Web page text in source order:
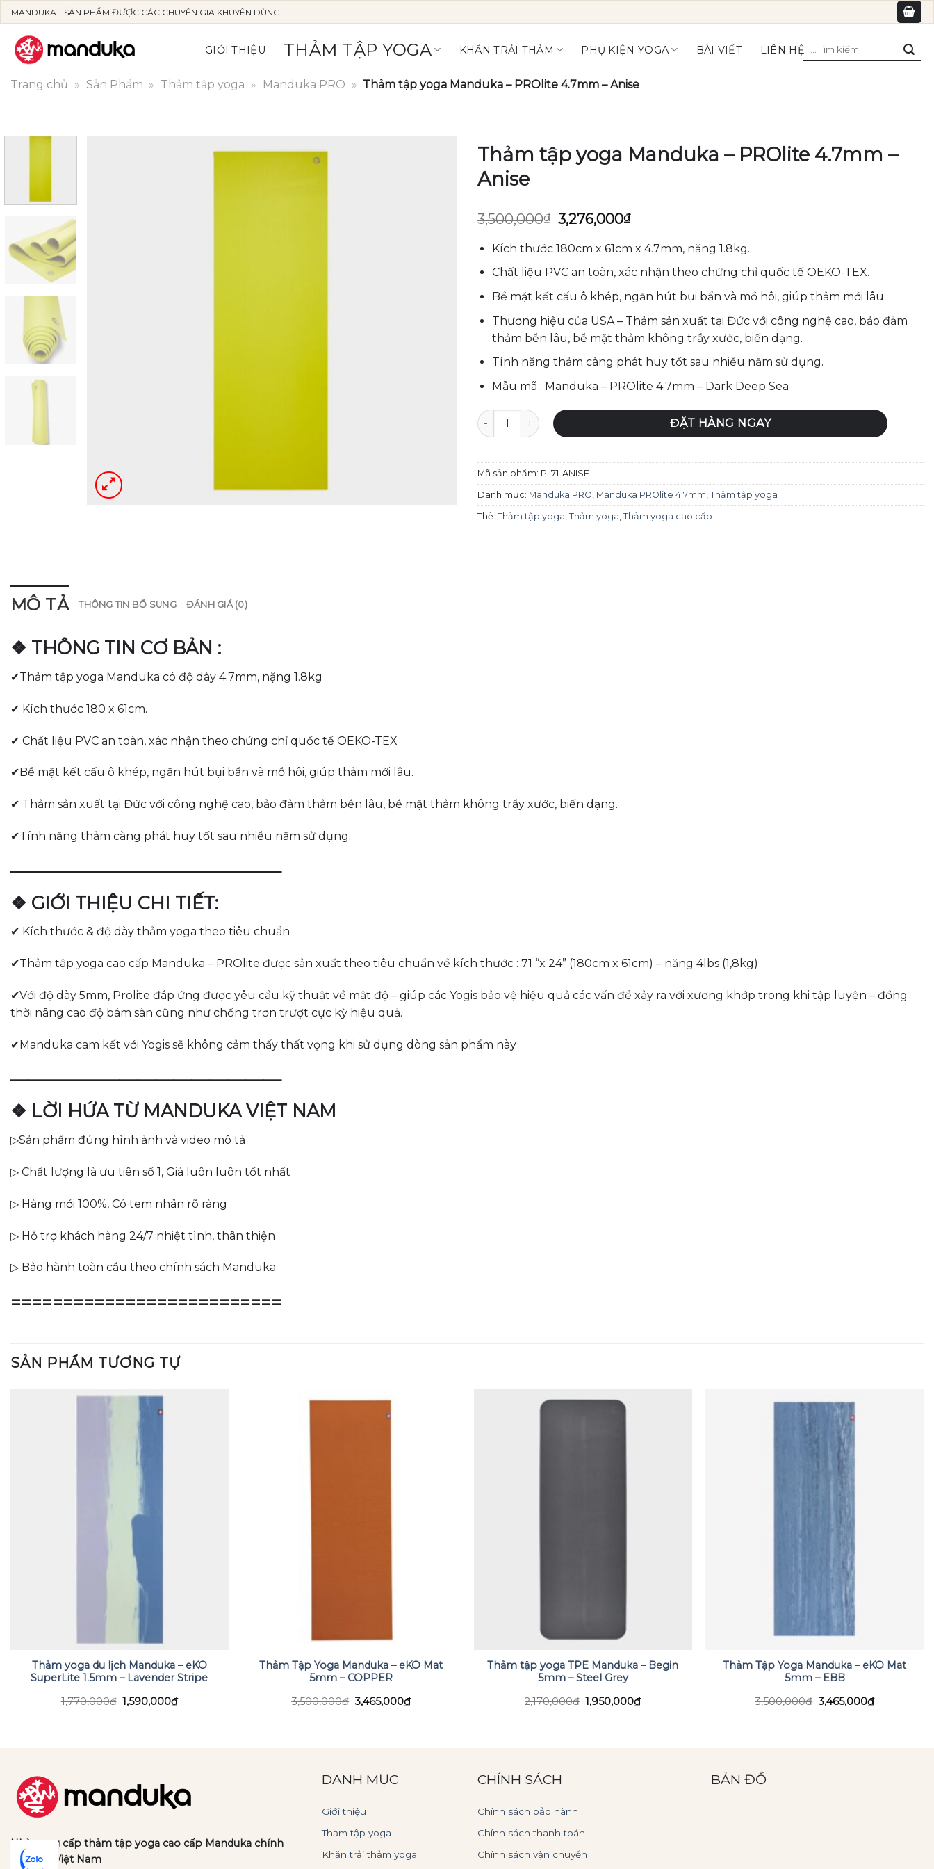
Skip
to
content
MANDUKA - SẢN PHẨM ĐƯỢC CÁC CHUYÊN GIA KHUYÊN DÙNG
GIỚI THIỆU THẢM TẬP YOGA KHĂN TRẢI THẢM PHỤ KIỆN YOGA BÀI VIẾT LIÊN HỆTìm
Trang chủ » Sản Phẩm » Thảm tập yoga » Manduka PRO » Thảm tập yoga Manduka – PROlite 4.7mm – Anise
Thảm tập yoga Manduka – PROlite 4.7mm –
Anise
3,500,000₫ Giá
là:
3,276,000₫Giá
tại
3,276,000₫.
Kích thước 180cm x 61cm x 4.7mm, nặng 1.8kg.
Chất liệu PVC an toàn, xác nhận theo chứng chỉ quốc tế OEKO-TEX.
Bề mặt kết cấu ô khép, ngăn hút bụi bẩn và mồ hôi, giúp thảm mới lâu.
Thương hiệu của USA – Thảm sản xuất tại Đức với công nghệ cao, bảo đảm
thảm bền lâu, bề mặt thảm không trầy xước, biến dạng.
Tính năng thảm càng phát huy tốt sau nhiều năm sử dụng.
Mẫu mã : Manduka – PROlite 4.7mm – Dark Deep Sea
Thảm tập yoga Manduka - PROlite 4.7mm - Anise số lượng
ĐẶT HÀNG NGAY
Mã sản phẩm: PL71-ANISE
Danh mục: Manduka PRO, Manduka PROlite 4.7mm, Thảm tập yoga
Thẻ: Thảm tập yoga, Thảm yoga, Thảm yoga cao cấp
MÔ TẢ THÔNG TIN BỔ SUNG ĐÁNH GIÁ (0)
❖ THÔNG TIN CƠ BẢN :
✔Thảm tập yoga Manduka có độ dày 4.7mm, nặng 1.8kg
✔ Kích thước 180 x 61cm.
✔ Chất liệu PVC an toàn, xác nhận theo chứng chỉ quốc tế OEKO-TEX
✔Bề mặt kết cấu ô khép, ngăn hút bụi bẩn và mồ hôi, giúp thảm mới lâu.
✔ Thảm sản xuất tại Đức với công nghệ cao, bảo đảm thảm bền lâu, bề mặt thảm không trầy xước, biến dạng.
✔Tính năng thảm càng phát huy tốt sau nhiều năm sử dụng.
———————————————
❖ GIỚI THIỆU CHI TIẾT:
✔ Kích thước & độ dày thảm yoga theo tiêu chuẩn
✔Thảm tập yoga cao cấp Manduka – PROlite được sản xuất theo tiêu chuẩn về kích thước : 71 “x 24” (180cm x 61cm) – nặng 4lbs (1,8kg)
✔Với độ dày 5mm, Prolite đáp ứng được yêu cầu kỹ thuật về mật độ – giúp các Yogis bảo vệ hiệu quả các vấn đề xảy ra với xương khớp trong khi tập luyện – đồng
thời nâng cao độ bám sàn cũng như chống trơn trượt cực kỳ hiệu quả.
✔Manduka cam kết với Yogis sẽ không cảm thấy thất vọng khi sử dụng dòng sản phẩm này
———————————————
❖ LỜI HỨA TỪ MANDUKA VIỆT NAM
▷Sản phẩm đúng hình ảnh và video mô tả
▷ Chất lượng là ưu tiên số 1, Giá luôn luôn tốt nhất
▷ Hàng mới 100%, Có tem nhãn rõ ràng
▷ Hỗ trợ khách hàng 24/7 nhiệt tình, thân thiện
▷ Bảo hành toàn cầu theo chính sách Manduka
==========================
SẢN PHẨM TƯƠNG TỰ
Thảm yoga du lịch Manduka – eKO
SuperLite 1.5mm – Lavender Stripe
1,770,000₫ Giá
gốc
1,590,000₫Giá
hiện
Thảm Tập Yoga Manduka – eKO Mat
5mm – COPPER
3,500,000₫ Giá
gốc
3,465,000₫Giá
Thảm tập yoga TPE Manduka – Begin
5mm – Steel Grey
2,170,000₫ Giá
gốc
1,950,000₫Giá
Thảm Tập Yoga Manduka – eKO Mat
5mm – EBB
3,500,000₫ Giá
gốc
3,465,000₫Giá
Nhà cung cấp thảm tập yoga cao cấp Manduka chính
hãng tại Việt Nam
DANH MỤC
Giới thiệu
Thảm tập yoga
Khăn trải thảm yoga
CHÍNH SÁCH
Chính sách bảo hành
Chính sách thanh toán
Chính sách vận chuyển
BẢN ĐỒ